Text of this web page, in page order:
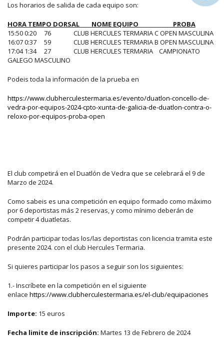
Los horarios de salida de cada equipo son:
HORA TEMPO DORSAL NOME EQUIPO PROBA
15:50 0:20 76 CLUB HERCULES TERMARIA C OPEN MASCULINA
16:07 0:37 59 CLUB HERCULES TERMARIA B OPEN MASCULINA
17:04 1:34 27 CLUB HERCULES TERMARIA CAMPIONATO
GALEGO MASCULINO
Podeis toda la información de la prueba en
https://www.clubherculestermaria.es/evento/duatlon-concello-de-
vedra-por-equipos-2024-cpto-xunta-de-galicia-de-duatlon-contra-o-
reloxo-por-equipos-proba-open
El club competirá en el Duatlón de Vedra que se celebrará el 9 de
Marzo de 2024.
Como sabeis es una competición en equipo formado como máximo
por 6 deportistas más 2 reservas, y como mínimo deberán de
competir 4 duatletas.
Podrán participar todas los/las deportistas con licencia tramita este
presente 2024. con el club Hercules Termaria.
Si quieres participar los pasos a seguir son los siguientes:
1.- Inscríbete en la competición en el siguiente
enlace https://www.clubherculestermaria.es/el-club/equipaciones
Importe: 15 euros
Fecha limite de inscripción: Martes 13 de Febrero de 2024